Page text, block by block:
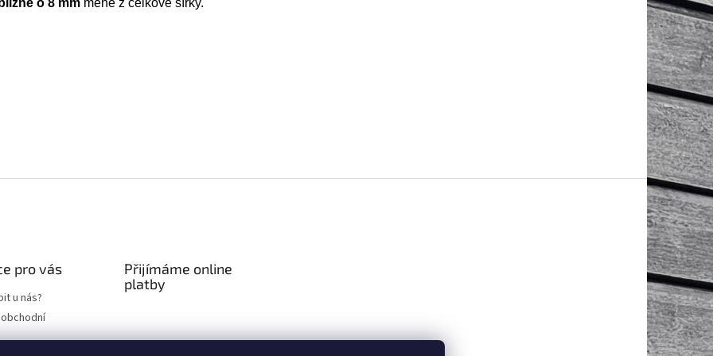
o 8 mm méně z celkové šířky.
pro vás
u nás?
Přijímáme online
platby